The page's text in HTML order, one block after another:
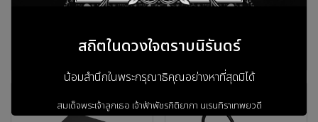
QuattroPod R11 QuattroPod T03
สถิตในดวงใจตราบนิรันดร์
น้อมสำนึกในพระกรุณาธิคุณอย่างหาที่สุดมิได้
สมเด็จพระเจ้าลูกเธอ เจ้าฟ้าพัชรกิติยาภา นเรนทิราเทพยวดี